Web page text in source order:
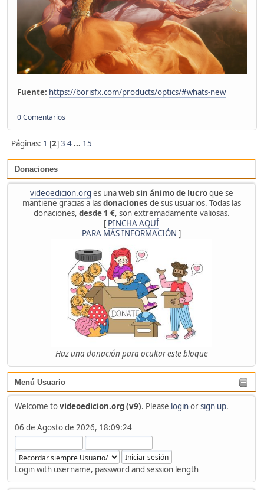
Donaciones
videoedicion.org es unaweb sin ánimo de lucroque se
mantiene gracias a lasdonaciones de sus usuarios. Todas las
donaciones, desde 1 €, son extremadamente valiosas.
[ PINCHA AQUÍ
PARA MÁS INFORMACIÓN ]
Haz una donación para ocultar este bloque
Menú Usuario
Welcome tovideoedicion.org (v9). Please loginorsign up.
06 de Agosto de 2026, 18:09:24
Login with username, password and session length
Fuente: https://borisfx.com/products/optics/#whats-new
0 Comentarios
Páginas: 1 [2]3 4 ... 15